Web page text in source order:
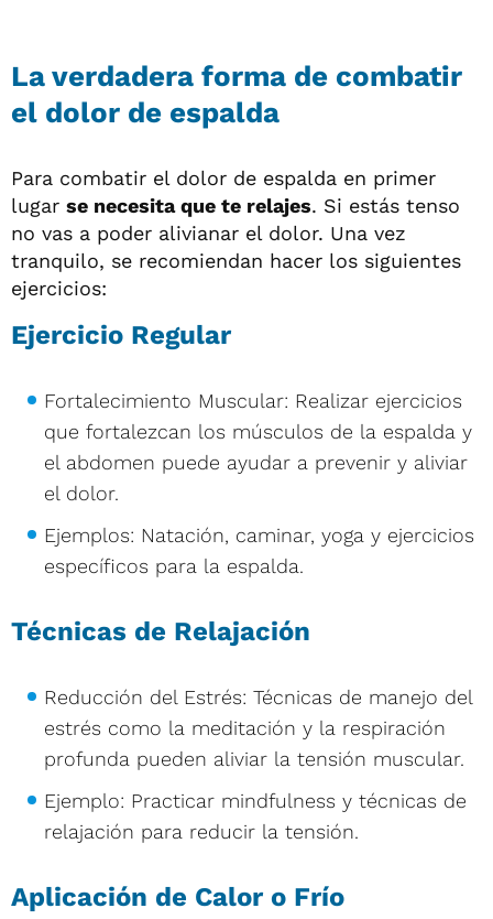
La verdadera forma de combatir
el dolor de espalda
Para combatir el dolor de espalda en primer
lugar se necesita que te relajes. Si estás tenso
no vas a poder alivianar el dolor. Una vez
tranquilo, se recomiendan hacer los siguientes
ejercicios:
Ejercicio Regular
Fortalecimiento Muscular: Realizar ejercicios
que fortalezcan los músculos de la espalda y
el abdomen puede ayudar a prevenir y aliviar
el dolor.
Ejemplos: Natación, caminar, yoga y ejercicios
específicos para la espalda.
Técnicas de Relajación
Reducción del Estrés: Técnicas de manejo del
estrés como la meditación y la respiración
profunda pueden aliviar la tensión muscular.
Ejemplo: Practicar mindfulness y técnicas de
relajación para reducir la tensión.
Aplicación de Calor o Frío